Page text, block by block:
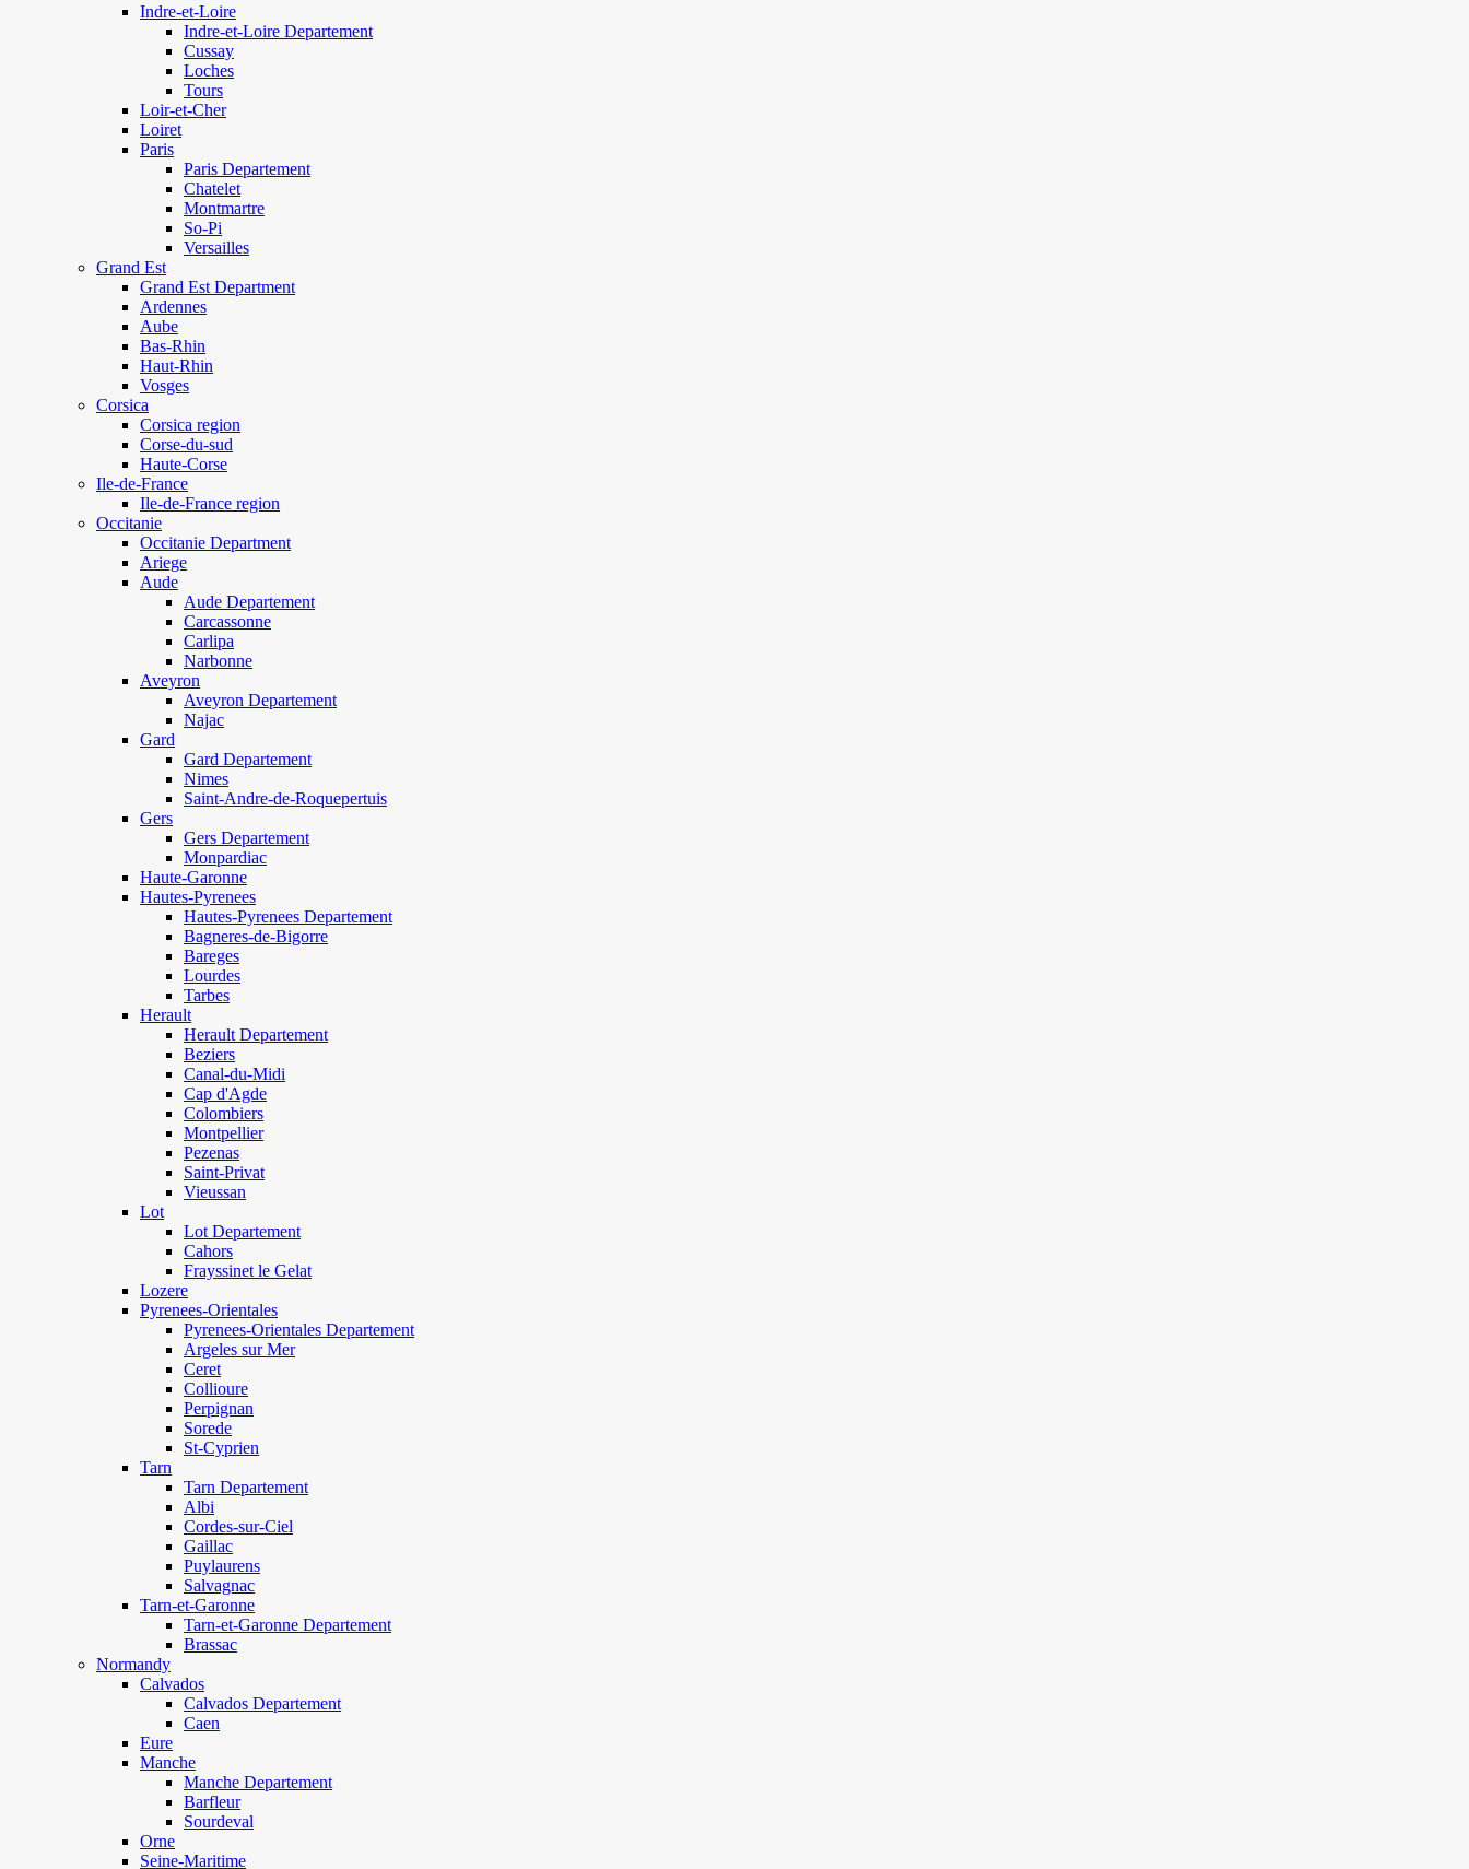
Indre-et-Loire
Indre-et-Loire Departement
Cussay
Loches
Tours
Loir-et-Cher
Loiret
Paris
Paris Departement
Chatelet
Montmartre
So-Pi
Versailles
Grand Est
Grand Est Department
Ardennes
Aube
Bas-Rhin
Haut-Rhin
Vosges
Corsica
Corsica region
Corse-du-sud
Haute-Corse
Ile-de-France
Ile-de-France region
Occitanie
Occitanie Department
Ariege
Aude
Aude Departement
Carcassonne
Carlipa
Narbonne
Aveyron
Aveyron Departement
Najac
Gard
Gard Departement
Nimes
Saint-Andre-de-Roquepertuis
Gers
Gers Departement
Monpardiac
Haute-Garonne
Hautes-Pyrenees
Hautes-Pyrenees Departement
Bagneres-de-Bigorre
Bareges
Lourdes
Tarbes
Herault
Herault Departement
Beziers
Canal-du-Midi
Cap d'Agde
Colombiers
Montpellier
Pezenas
Saint-Privat
Vieussan
Lot
Lot Departement
Cahors
Frayssinet le Gelat
Lozere
Pyrenees-Orientales
Pyrenees-Orientales Departement
Argeles sur Mer
Ceret
Collioure
Perpignan
Sorede
St-Cyprien
Tarn
Tarn Departement
Albi
Cordes-sur-Ciel
Gaillac
Puylaurens
Salvagnac
Tarn-et-Garonne
Tarn-et-Garonne Departement
Brassac
Normandy
Calvados
Calvados Departement
Caen
Eure
Manche
Manche Departement
Barfleur
Sourdeval
Orne
Seine-Maritime